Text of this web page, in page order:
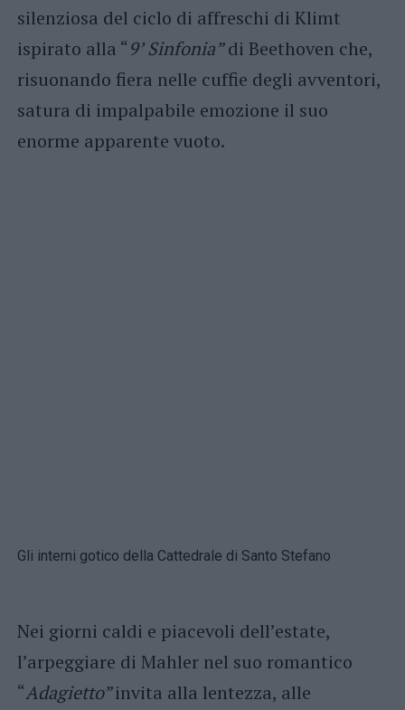
silenziosa del ciclo di affreschi di Klimt
ispirato alla “9’ Sinfonia”di Beethoven che,
risuonando fiera nelle cuffie degli avventori,
satura di impalpabile emozione il suo
enorme apparente vuoto.
Gli interni gotico della Cattedrale di Santo Stefano
Nei giorni caldi e piacevoli dell’estate,
l’arpeggiare di Mahler nel suo romantico
“Adagietto”invita alla lentezza, alle